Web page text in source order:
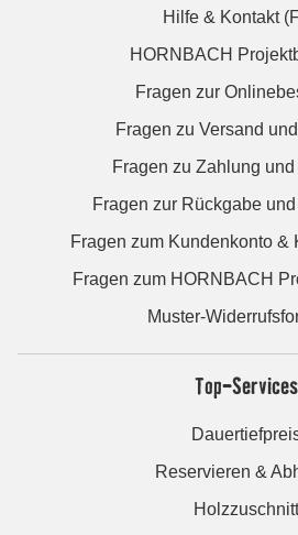
Hilfe & Kontakt
HORNBACH
Fragen zur
Fragen zu Versand
Fragen zu Zahlung
Fragen zur Rückgabe
Fragen zum Kundenkonto &
Fragen zum HORNBACH
Muster-
Top-Services
Reservieren &
Holzzuschnitt